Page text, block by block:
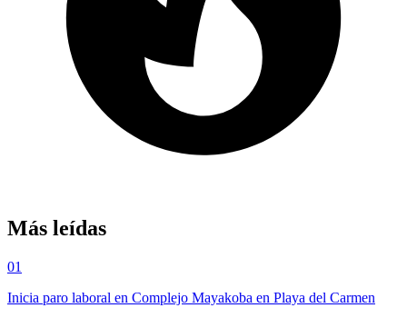
Más leídas
01
Inicia paro laboral en Complejo Mayakoba en Playa del Carmen